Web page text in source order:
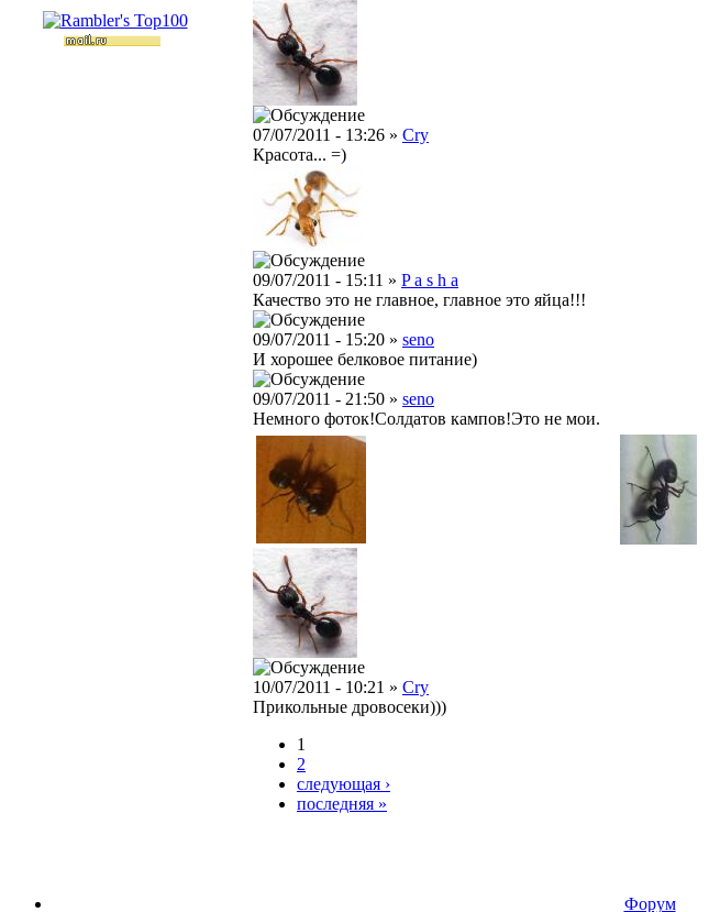
07/07/2011 - 13:26 » Cry
Красота... =)
09/07/2011 - 15:11 » P a s h a
Качество это не главное, главное это яйца!!!
09/07/2011 - 15:20 » seno
И хорошее белковое питание)
09/07/2011 - 21:50 » seno
Немного фоток!Солдатов кампов!Это не мои.
10/07/2011 - 10:21 » Cry
Прикольные дровосеки)))
1
2
следующая ›
последняя »
Форум